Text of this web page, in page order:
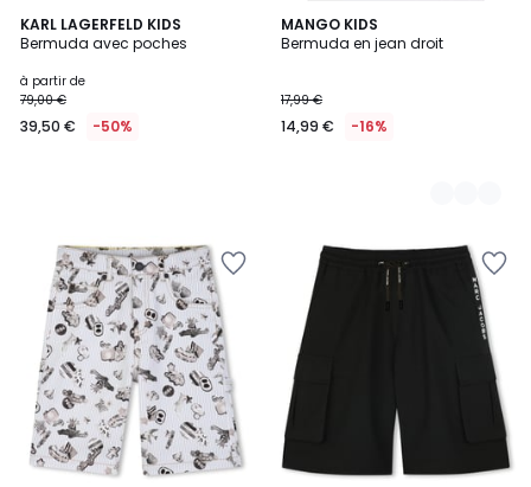
KARL LAGERFELD KIDS
Bermuda avec poches
à partir de
79,00 €
39,50 € -50%
MANGO KIDS
Bermuda en jean droit
17,99 €
14,99 € -16%
5
Couleurs